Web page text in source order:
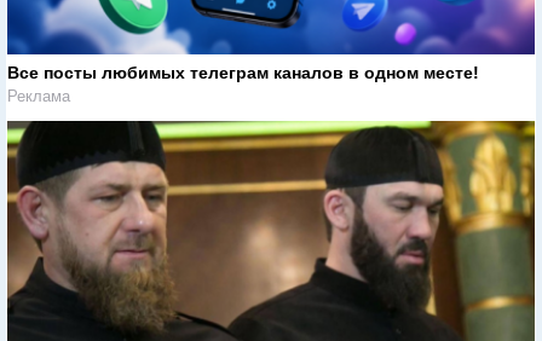
Все посты любимых телеграм каналов в одном месте!
Реклама